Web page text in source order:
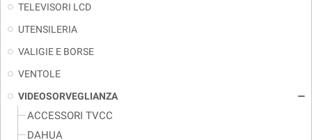
TELEVISORI LCD
UTENSILERIA
VALIGIE E BORSE
VENTOLE
VIDEOSORVEGLIANZA
remove
ACCESSORI TVCC
DAHUA